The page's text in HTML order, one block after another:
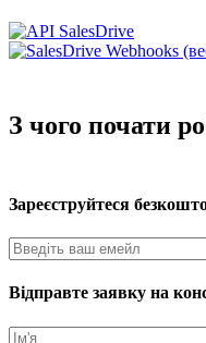
З чого почати
Зареєструйтеся
Відправте заявку на